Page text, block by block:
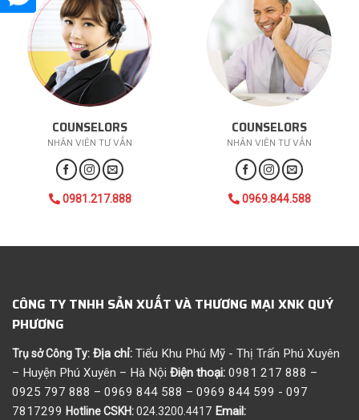
COUNSELORS
NHÂN VIÊN TƯ VẤN
0981.217.888
COUNSELORS
NHÂN VIÊN TƯ VẤN
0969.844.588
CÔNG TY TNHH SẢN XUẤT VÀ THƯƠNG MẠI XNK QUÝ
PHƯƠNG
Trụ sở Công Ty: Địa chỉ: Tiểu Khu Phú Mỹ - Thị Trấn Phú Xuyên
– Huyện Phú Xuyên – Hà Nội Điện thoại: 0981 217 888 –
0925 797 888 – 0969 844 588 – 0969 844 599 - 097
7817299 Hotline CSKH:024.3200.4417 Email: